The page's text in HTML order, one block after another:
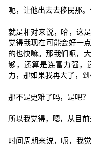
呃，让他出去去移民那。
就是相对来说，哈，这
觉得我现在可能会好一
的也快嘛。那我们呃，
够，还算是连富力强，
力，那如果我再大了，到
那不是更难了吗，是吧？
所以我觉得，嗯，从目前
时间周期来说，呃，我